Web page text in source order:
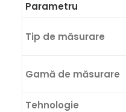
Parametru
Tip de măsurare
Gamă de măsurare
Tehnologie